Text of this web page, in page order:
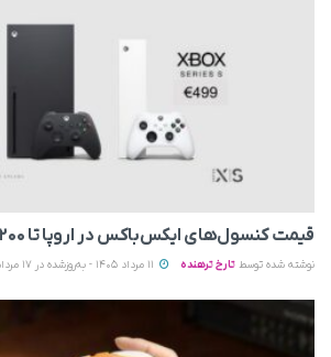
قیمت کنسول‌های ایکس‌باکس در اروپا تا ۲۰۰ یورو افزایش یافت
نوشته شده توسط تارخ ترهنده